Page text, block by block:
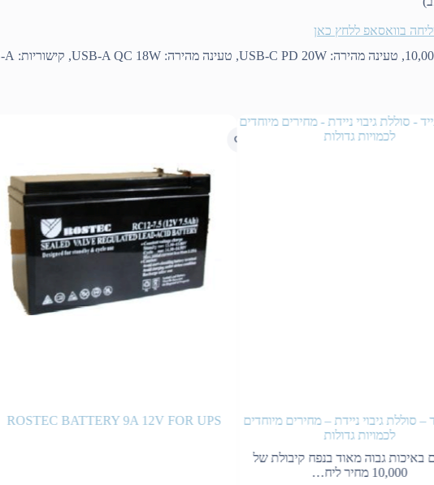
בוואסאפ ללחץ כאן
– סוללת גיבוי ניידת – מחירים מיוחדים
לכמויות גדולות
באיכות גבוה מאוד בנפח קיבולת של
10,000 מחיר ליח…
ROSTEC BATTERY 9A 12V FOR UPS